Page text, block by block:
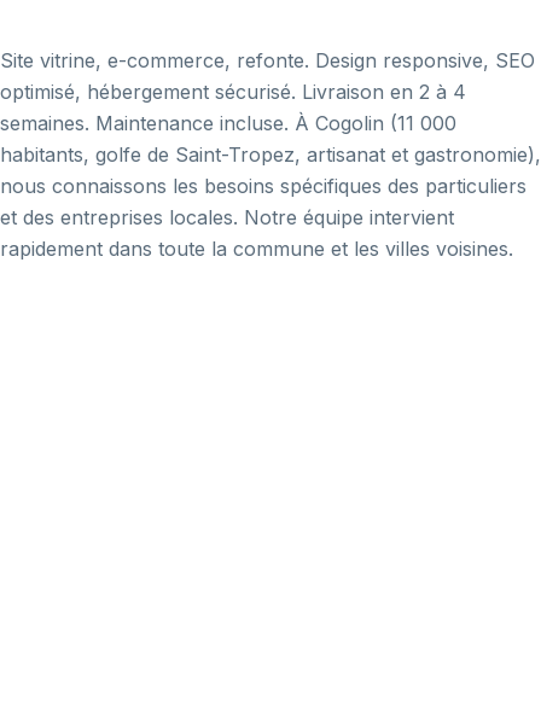
Site vitrine, e-commerce, refonte. Design responsive, SEO
optimisé, hébergement sécurisé. Livraison en 2 à 4
semaines. Maintenance incluse. À Cogolin (11 000
habitants, golfe de Saint-Tropez, artisanat et gastronomie),
nous connaissons les besoins spécifiques des particuliers
et des entreprises locales. Notre équipe intervient
rapidement dans toute la commune et les villes voisines.